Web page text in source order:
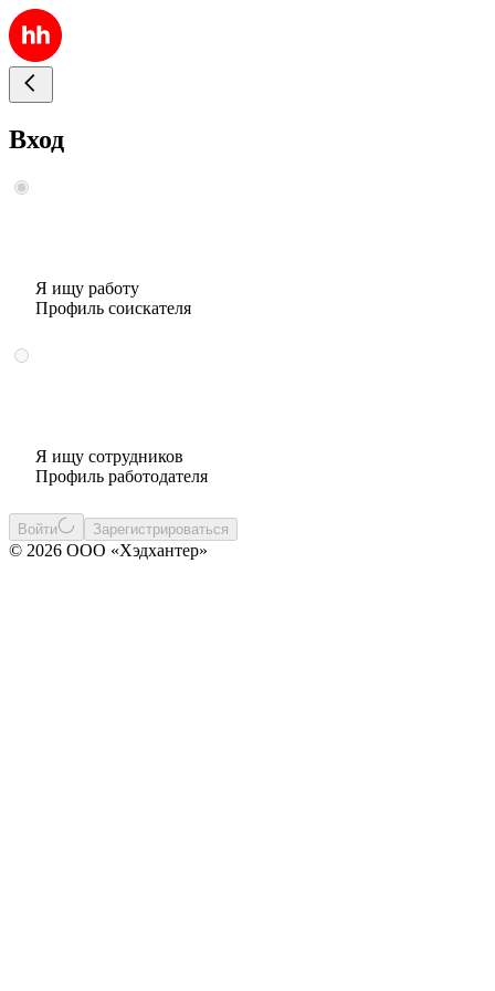
Вход
Я ищу работу
Профиль соискателя
Я ищу сотрудников
Профиль работодателя
Войти Зарегистрироваться
© 2026 ООО «Хэдхантер»